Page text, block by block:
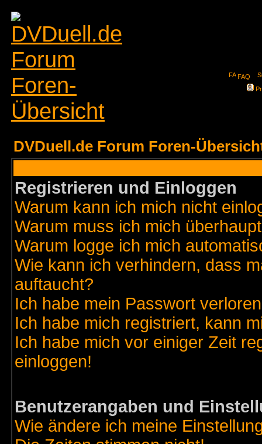
FAQ
DVDuell.de Forum Foren-
Registrieren und Einloggen
Warum kann ich mich nicht
Warum muss ich mich
Warum logge ich mich
Wie kann ich verhindern, dass
auftaucht?
Ich habe mein Passwort
Ich habe mich registriert, kann
Ich habe mich vor einiger Zeit
einloggen!
Benutzerangaben und
Wie ändere ich meine